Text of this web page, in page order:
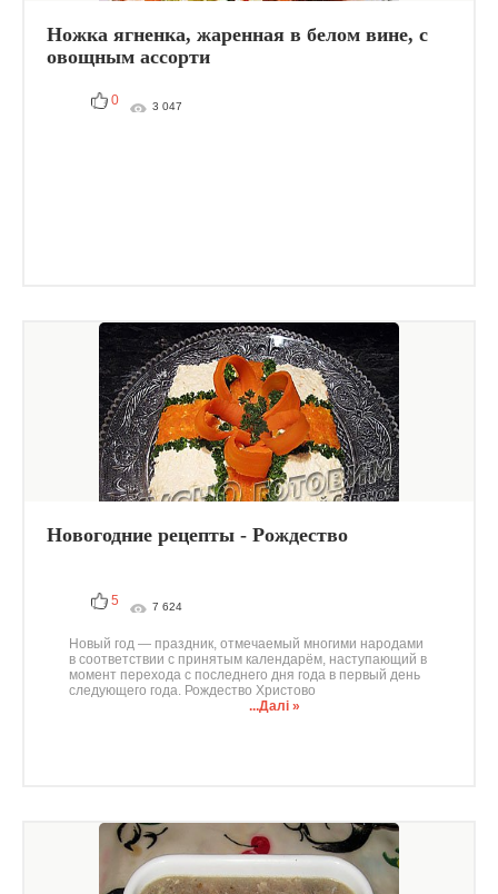
Ножка ягненка, жаренная в белом вине, с
овощным ассорти
0 3 047
Новогодние рецепты - Рождество
5 7 624
Новый год — праздник, отмечаемый многими народами
в соответствии с принятым календарём, наступающий в
момент перехода с последнего дня года в первый день
следующего года. Рождество Христово
...Далі »